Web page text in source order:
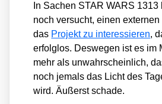
In Sachen STAR WARS 1313
noch ver­sucht, einen
das Pro­jekt zu inter­es­sie­ren,
erfolg­los. Des­we­gen ist es im
mehr als unwahr­schein­lich,
noch jemals das Licht des
wird. Äußerst scha­de.